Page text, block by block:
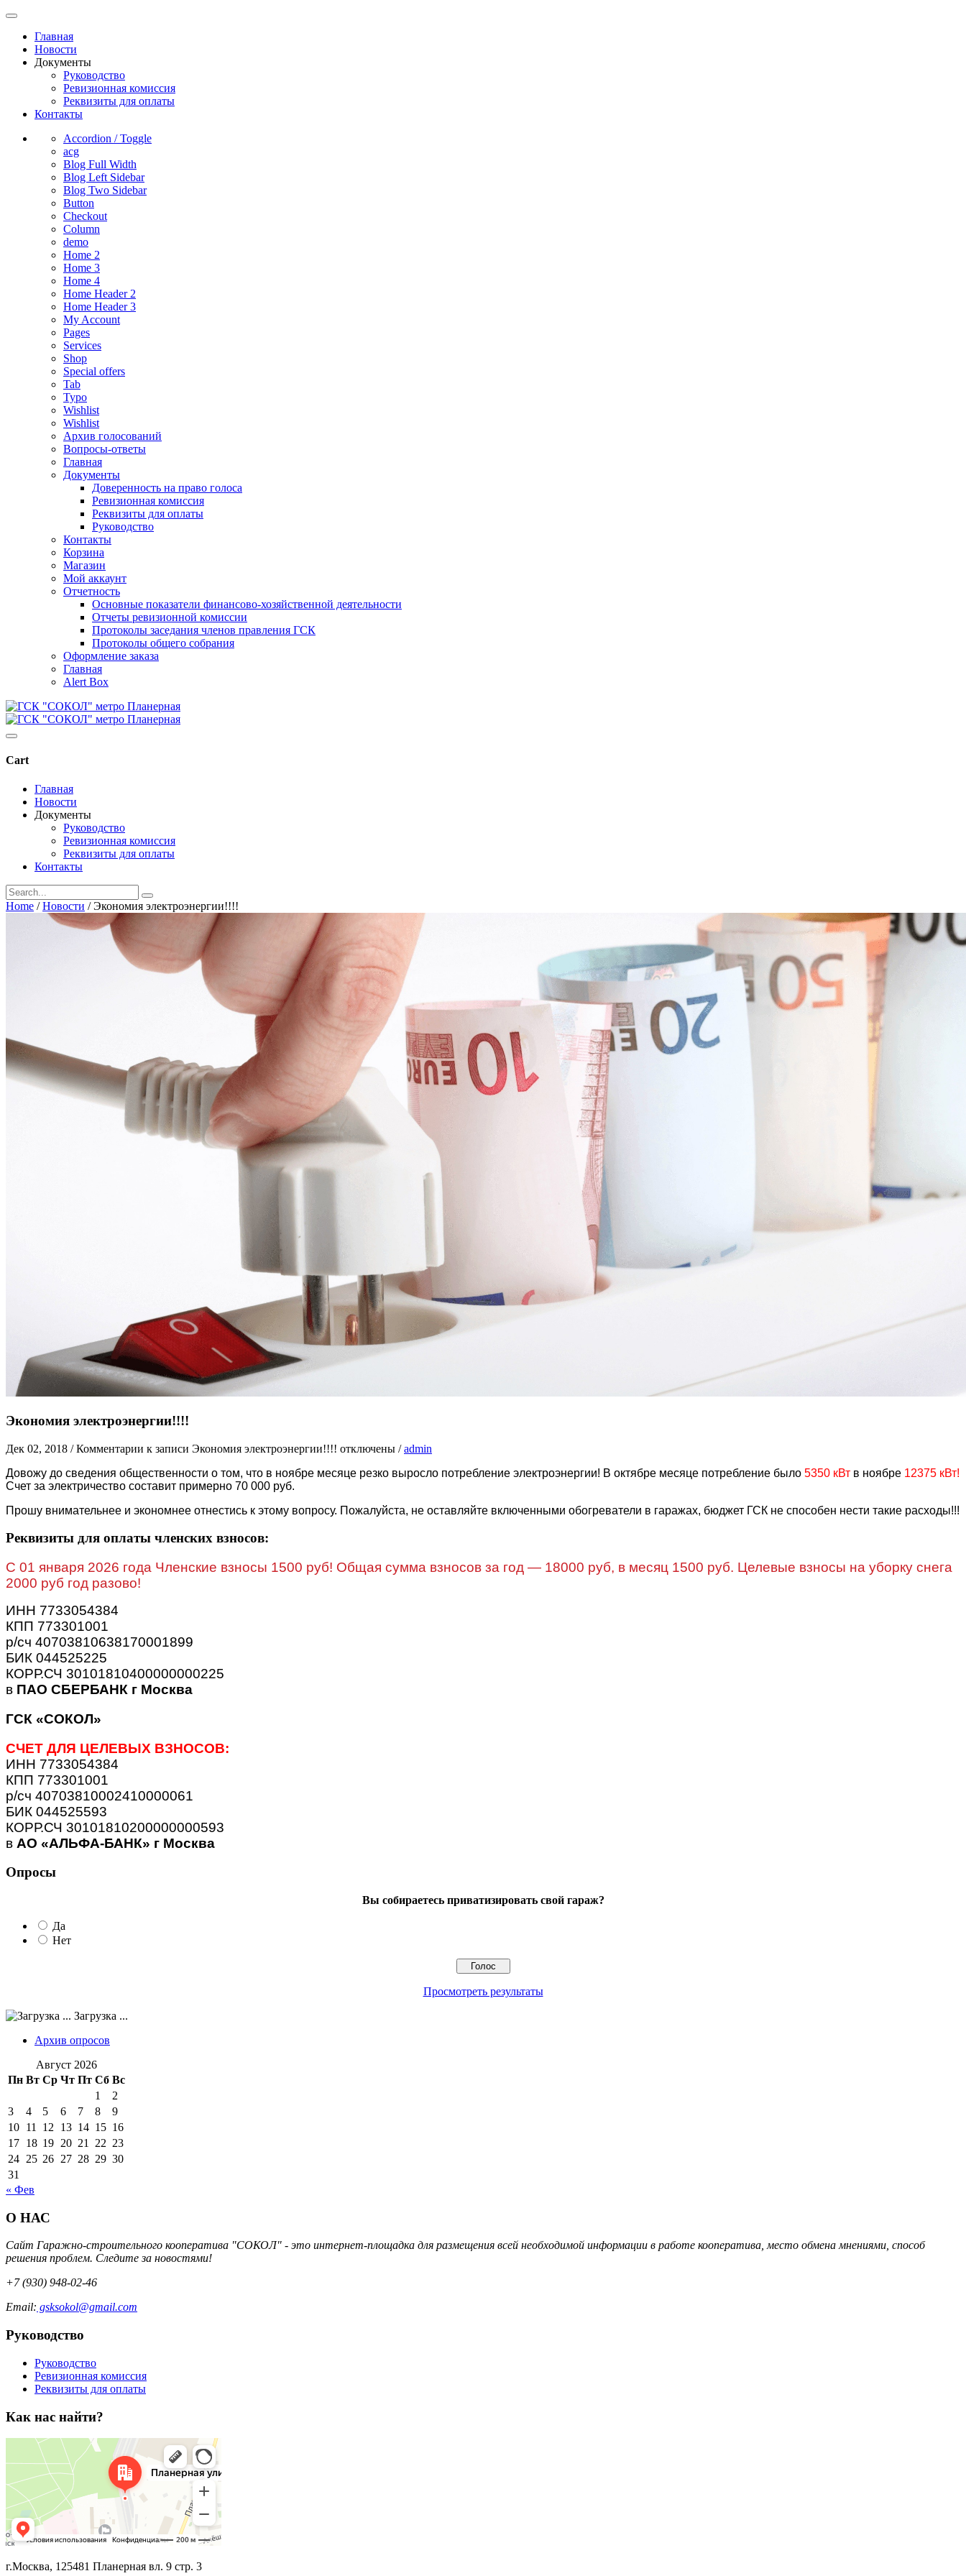
Главная
Новости
Документы
Руководство
Ревизионная комиссия
Реквизиты для оплаты
Контакты
Accordion / Toggle
acg
Blog Full Width
Blog Left Sidebar
Blog Two Sidebar
Button
Checkout
Column
demo
Home 2
Home 3
Home 4
Home Header 2
Home Header 3
My Account
Pages
Services
Shop
Special offers
Tab
Typo
Wishlist
Wishlist
Архив голосований
Вопросы-ответы
Главная
Документы
Доверенность на право голоса
Ревизионная комиссия
Реквизиты для оплаты
Руководство
Контакты
Корзина
Магазин
Мой аккаунт
Отчетность
Основные показатели финансово-хозяйственной деятельности
Отчеты ревизионной комиссии
Протоколы заседания членов правления ГСК
Протоколы общего собрания
Оформление заказа
Главная
Alert Box
Cart
Главная
Новости
Документы
Руководство
Ревизионная комиссия
Реквизиты для оплаты
Контакты
Home / Новости / Экономия электроэнергии!!!!
Экономия электроэнергии!!!!
Дек 02, 2018 /Комментарии к записи Экономия электроэнергии!!!! отключены /admin
Довожу до сведения общественности о том, что в ноябре месяце резко выросло потребление электроэнергии! В октябре месяце потребление было 5350 кВт в ноябре 12375 кВт!
Счет за электричество составит примерно 70 000 руб.
Прошу внимательнее и экономнее отнестись к этому вопросу. Пожалуйста, не оставляйте включенными обогреватели в гаражах, бюджет ГСК не способен нести такие расходы!!!
Реквизиты для оплаты членских взносов:
C 01 января 2026 года Членские взносы 1500 руб! Общая сумма взносов за год — 18000 руб, в месяц 1500 руб. Целевые взносы на уборку снега
2000 руб год разово!
ИНН 7733054384
КПП 773301001
р/сч 40703810638170001899
БИК 044525225
КОРР.СЧ 30101810400000000225
в ПАО СБЕРБАНК г Москва
ГСК «СОКОЛ»
СЧЕТ ДЛЯ ЦЕЛЕВЫХ ВЗНОСОВ:
ИНН 7733054384
КПП 773301001
р/сч 40703810002410000061
БИК 044525593
КОРР.СЧ 30101810200000000593
в АО «АЛЬФА-БАНК» г Москва
Опросы
Вы собираетесь приватизировать свой гараж?
Да
Нет
Просмотреть результаты
Загрузка ...
Архив опросов
Август 2026
Пн Вт Ср Чт Пт Сб Вс
1
2
3
4 5 6 7 8
9
10 11 12 13 14 15 16
17 18 19 20 21 22 23
24 25 26 27 28 29 30
31
« Фев
О НАС
Сайт Гаражно-строительного кооператива "СОКОЛ" - это интернет-площадка для размещения всей необходимой информации в работе кооператива, место обмена мнениями, способ
решения проблем. Следите за новостями!
+7 (930) 948-02-46
Email: gsksokol@gmail.com
Руководство
Руководство
Ревизионная комиссия
Реквизиты для оплаты
Как нас найти?
г.Москва, 125481 Планерная вл. 9 стр. 3